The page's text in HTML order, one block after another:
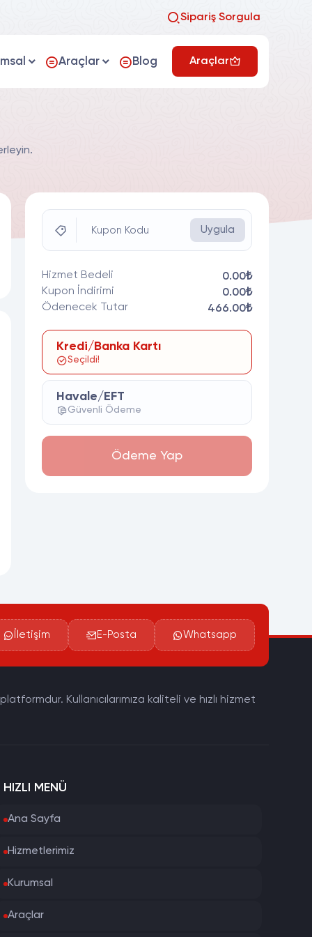
Sipariş Sorgula
Araçlar Blog Araçlar
Kupon Kodu Uygula
Hizmet Bedeli
0.00₺
Kupon İndirimi
0.00₺
Ödenecek Tutar
466.00₺
Kredi/Banka Kartı
Seçildi!
Havale/EFT
Güvenli Ödeme
Ödeme Yap
İletişim E-Posta Whatsapp
Kullanıcılarımıza kaliteli ve hızlı hizmet
HIZLI MENÜ
Ana Sayfa
Hizmetlerimiz
Kurumsal
Araçlar